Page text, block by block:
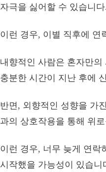
자극을 싫어할 수 있습니
이런 경우, 이별 직후에 연
내향적인 사람은 혼자만
충분한 시간이 지난 후에
반면, 외향적인 성향을 가
과의 상호작용을 통해 위
이런 경우, 너무 늦게 연락
시작했을 가능성이 있습